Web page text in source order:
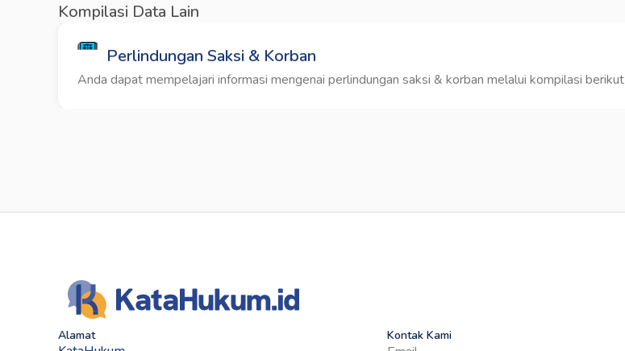
Kompilasi Data Lain
Perlindungan Saksi & Korban
Anda dapat mempelajari informasi mengenai perlindungan saksi & korban melalui kompilasi
Alamat Kontak Kami